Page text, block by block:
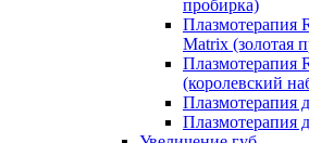
пробирка)
Плазмотерапия
Matrix (золотая
Плазмотерапия
(королевский
Плазмотерапия
Плазмотерапия